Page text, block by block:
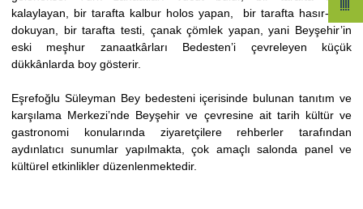
kalaylayan, bir tarafta kalbur holos yapan, bir tarafta hasır-kilim
dokuyan, bir tarafta testi, çanak çömlek yapan, yani Beyşehir’in
eski meşhur zanaatkârları Bedesten’i çevreleyen küçük
dükkânlarda boy gösterir.
Eşrefoğlu Süleyman Bey bedesteni içerisinde bulunan tanıtım ve
karşılama Merkezi’nde Beyşehir ve çevresine ait tarih kültür ve
gastronomi konularında ziyaretçilere rehberler tarafından
aydınlatıcı sunumlar yapılmakta, çok amaçlı salonda panel ve
kültürel etkinlikler düzenlenmektedir.